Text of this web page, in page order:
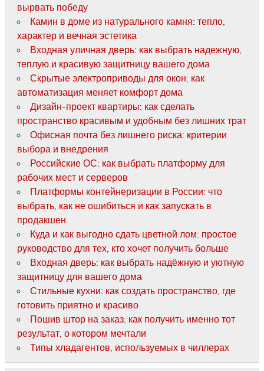
вырвать победу
Камин в доме из натурального камня: тепло,
характер и вечная эстетика
Входная уличная дверь: как выбрать надежную,
теплую и красивую защитницу вашего дома
Скрытые электроприводы для окон: как
автоматизация меняет комфорт дома
Дизайн-проект квартиры: как сделать
пространство красивым и удобным без лишних трат
Офисная почта без лишнего риска: критерии
выбора и внедрения
Российские ОС: как выбрать платформу для
рабочих мест и серверов
Платформы контейнеризации в России: что
выбрать, как не ошибиться и как запускать в
продакшен
Куда и как выгодно сдать цветной лом: простое
руководство для тех, кто хочет получить больше
Входная дверь: как выбрать надёжную и уютную
защитницу для вашего дома
Стильные кухни: как создать пространство, где
готовить приятно и красиво
Пошив штор на заказ: как получить именно тот
результат, о котором мечтали
Типы хладагентов, используемых в чиллерах